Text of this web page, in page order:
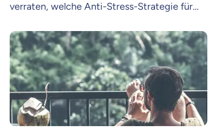
verraten, welche Anti-Stress-Strategie für